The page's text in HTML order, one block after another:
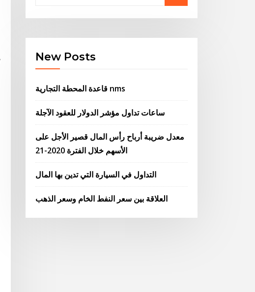
New Posts
قاعدة المحطة التجارية nms
ساعات تداول مؤشر الدولار للعقود الآجلة
معدل ضريبة أرباح رأس المال قصير الأجل على
الأسهم خلال الفترة 2020-21
التداول في السيارة التي تدين بها المال
العلاقة بين سعر النفط الخام وسعر الذهب